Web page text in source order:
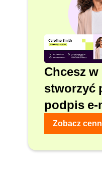
Chcesz
stworzyć
podpis
Zobacz